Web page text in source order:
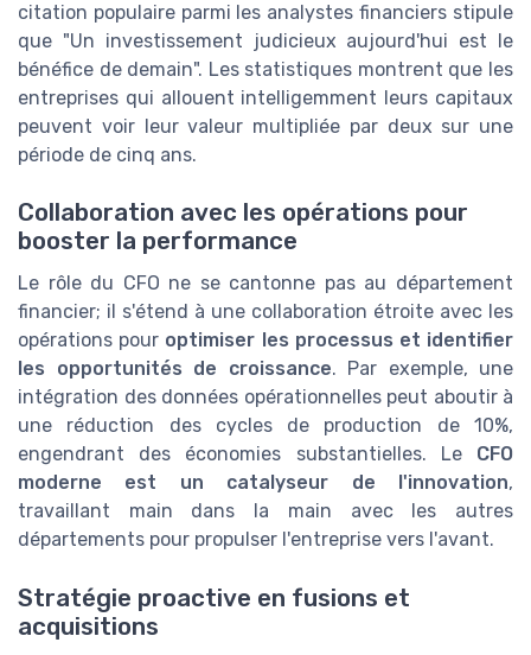
citation populaire parmi les analystes financiers stipule
que "Un investissement judicieux aujourd'hui est le
bénéfice de demain". Les statistiques montrent que les
entreprises qui allouent intelligemment leurs capitaux
peuvent voir leur valeur multipliée par deux sur une
période de cinq ans.
Collaboration avec les opérations pour
booster la performance
Le rôle du CFO ne se cantonne pas au département
financier; il s'étend à une collaboration étroite avec les
opérations pour optimiser les processus et identifier
les opportunités de croissance. Par exemple, une
intégration des données opérationnelles peut aboutir à
une réduction des cycles de production de 10%,
engendrant des économies substantielles. Le CFO
moderne est un catalyseur de l'innovation,
travaillant main dans la main avec les autres
départements pour propulser l'entreprise vers l'avant.
Stratégie proactive en fusions et
acquisitions